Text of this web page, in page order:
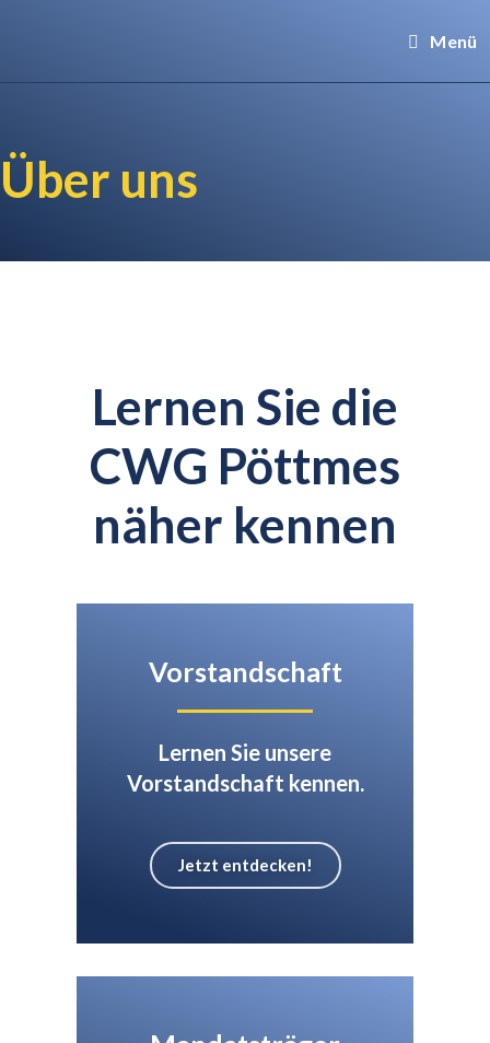
Menü
Über uns
Lernen Sie die
CWG Pöttmes
näher kennen
Vorstandschaft
Lernen Sie unsere
Vorstandschaft kennen.
Jetzt entdecken!